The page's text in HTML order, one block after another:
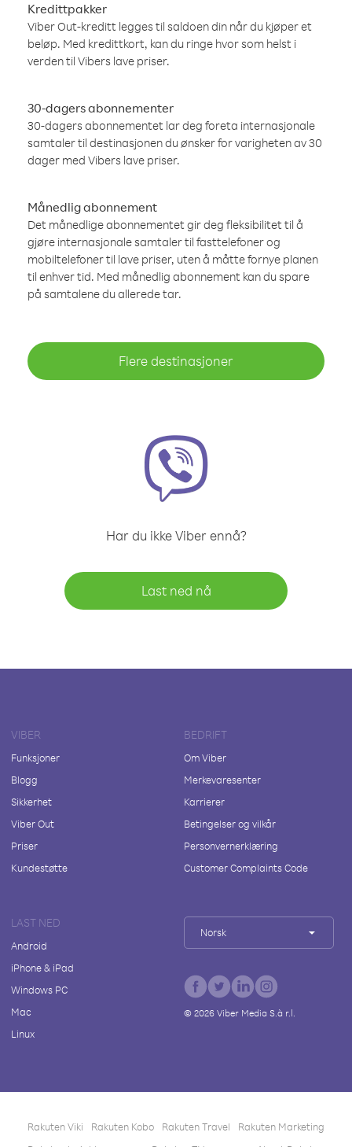
Kredittpakker
Viber Out-kreditt legges til saldoen din når du kjøper et
beløp. Med kredittkort, kan du ringe hvor som helst i
verden til Vibers lave priser.
30-dagers abonnementer
30-dagers abonnementet lar deg foreta internasjonale
samtaler til destinasjonen du ønsker for varigheten av 30
dager med Vibers lave priser.
Månedlig abonnement
Det månedlige abonnementet gir deg fleksibilitet til å
gjøre internasjonale samtaler til fasttelefoner og
mobiltelefoner til lave priser, uten å måtte fornye planen
til enhver tid. Med månedlig abonnement kan du spare
på samtalene du allerede tar.
Flere destinasjoner
Har du ikke Viber ennå?
Last ned nå
VIBER
Funksjoner
Blogg
Sikkerhet
Viber Out
Priser
Kundestøtte
BEDRIFT
Om Viber
Merkevaresenter
Karrierer
Betingelser og vilkår
Personvernerklæring
Customer Complaints Code
LAST NED
Android
iPhone & iPad
Windows PC
Mac
Linux
Norsk
© 2026Viber Media S.à r.l.
Rakuten Viki Rakuten Kobo Rakuten Travel
Rakuten Marketing